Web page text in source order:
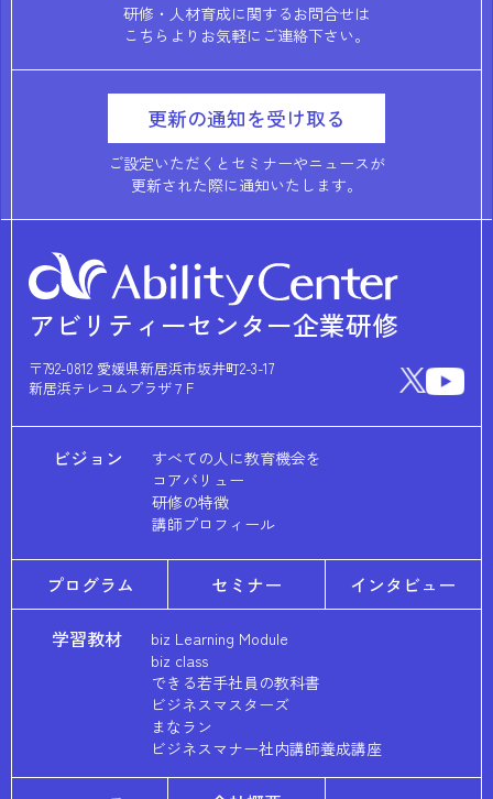
ビジョン
すべての人に教育機会を
コアバリュー
研修の特徴
講師プロフィール
プログラム セミナー インタビュー
学習教材
biz Learning Module
biz class
できる若手社員の教科書
ビジネスマスターズ
まなラン
ビジネスマナー社内講師養成講座
研修・人材育成に関するお問合せは
こちらよりお気軽にご連絡下さい。
更新の通知を受け取る
ご設定いただくとセミナーやニュースが
更新された際に通知いたします。
アビリティーセンター企業研修
〒792-0812 愛媛県新居浜市坂井町2-3-17
新居浜テレコムプラザ７F